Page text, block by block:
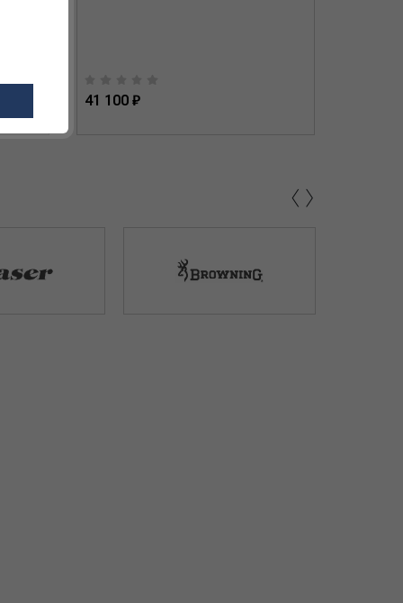
41 100 ₽
‹›